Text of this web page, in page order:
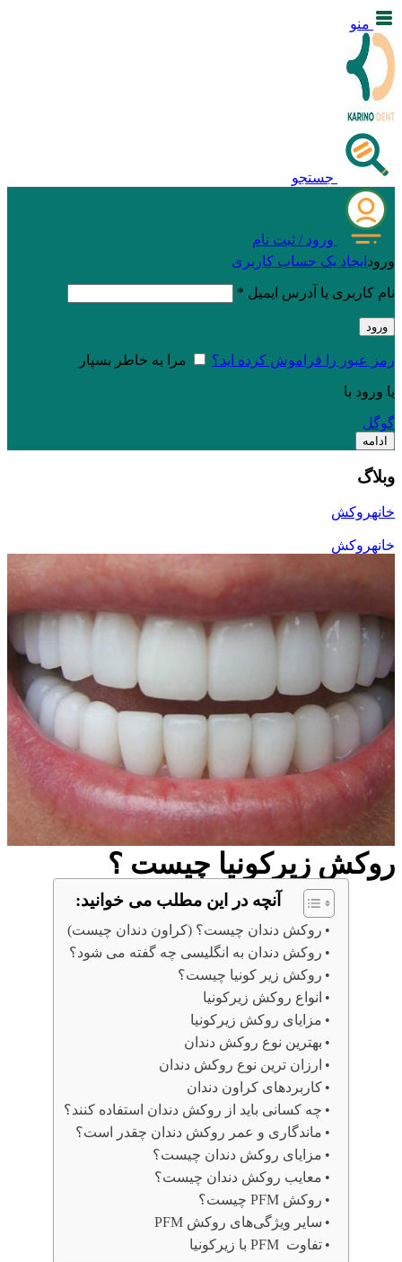
منو
جستجو
ورود / ثبت نام
ورود ایجاد یک حساب کاربری
نام کاربری یا آدرس ایمیل *
ورود
رمز عبور را فراموش کرده اید؟ مرا به خاطر بسپار
یا ورود با
گوگل
ادامه
وبلاگ
خانهروکش
خانهروکش
روکش زیرکونیا چیست ؟
آنچه در این مطلب می خوانید:
روکش دندان چیست؟ (کراون دندان چیست)
روکش دندان به انگلیسی چه گفته می شود؟
روکش زیر کونیا چیست؟
انواع روکش زیرکونیا
مزایای روکش زیرکونیا
بهترین نوع روکش دندان
ارزان ترین نوع روکش دندان
کاربردهای کراون دندان
چه کسانی باید از روکش دندان استفاده کنند؟
ماندگاری و عمر روکش دندان چقدر است؟
مزایای روکش دندان چیست؟
معایب روکش دندان چیست؟
روکش PFM چیست؟
سایر ویژگی‌های روکش PFM
تفاوت PFM با زیرکونیا